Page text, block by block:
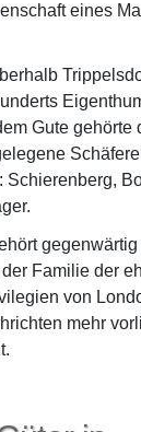
eines
Gute gehörte
Schierenberg,
Familie der
von
mehr